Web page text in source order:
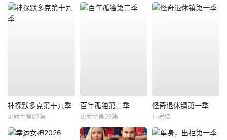
神探默多克第十九季
更新至第07集
百年孤独第二季
更新至第07集
怪奇退休镇第一季
已完结